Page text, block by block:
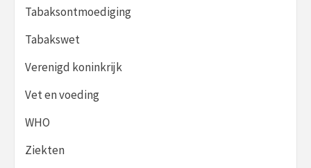
Tabaksontmoediging
Tabakswet
Verenigd koninkrijk
Vet en voeding
WHO
Ziekten